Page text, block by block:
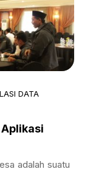
DATA
adalah suatu